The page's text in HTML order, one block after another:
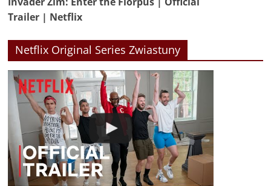
Trailer | Netflix
Netflix Original Series Zwiastuny